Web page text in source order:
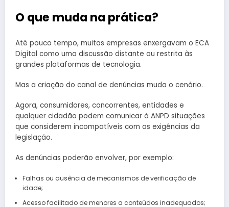
O que muda na prática?
Até pouco tempo, muitas empresas enxergavam o ECA
Digital como uma discussão distante ou restrita às
grandes plataformas de tecnologia.
Mas a criação do canal de denúncias muda o cenário.
Agora, consumidores, concorrentes, entidades e
qualquer cidadão podem comunicar à ANPD situações
que considerem incompatíveis com as exigências da
legislação.
As denúncias poderão envolver, por exemplo:
Falhas ou ausência de mecanismos de verificação de
idade;
Acesso facilitado de menores a conteúdos inadequados;